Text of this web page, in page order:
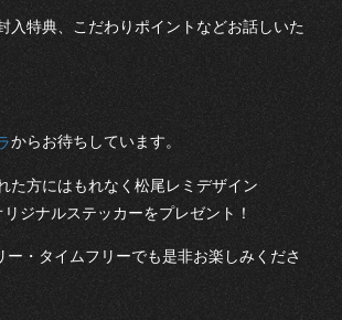
入特典、こだわりポイントなどお話しいた
からお待ちしています。
た方にはもれなく松尾レミデザイン
ジナルステッカーをプレゼント！
ー・タイムフリーでも是非お楽しみくださ